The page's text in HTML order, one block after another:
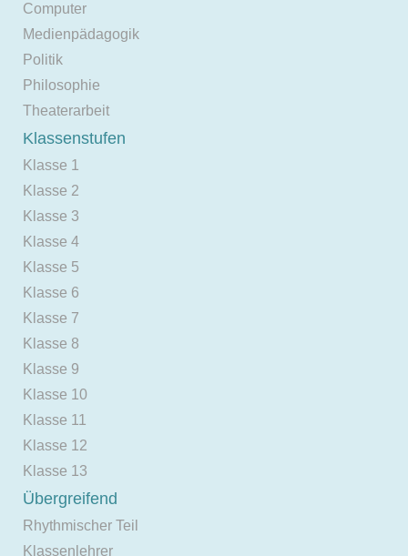
Computer
Medienpädagogik
Politik
Philosophie
Theaterarbeit
Klassenstufen
Klasse 1
Klasse 2
Klasse 3
Klasse 4
Klasse 5
Klasse 6
Klasse 7
Klasse 8
Klasse 9
Klasse 10
Klasse 11
Klasse 12
Klasse 13
Übergreifend
Rhythmischer Teil
Klassenlehrer